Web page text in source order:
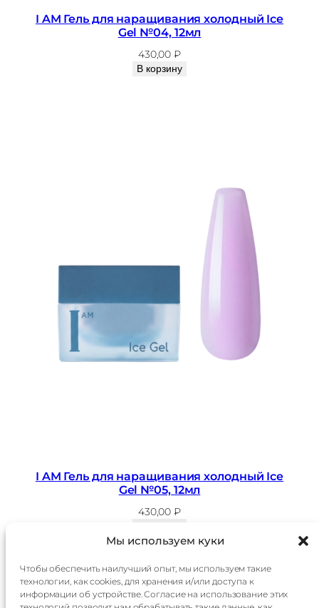
Мы используем куки
Чтобы обеспечить наилучший опыт, мы используем такие
технологии, как cookies, для хранения и/или доступа к
информации об устройстве. Согласие на использование этих
I AM Гель для наращивания холодный Ice
Gel №04, 12мл
430,00₽
В корзину
I AM Гель для наращивания холодный Ice
Gel №05, 12мл
430,00₽
Главная
Каталог
Доставка
Оплата